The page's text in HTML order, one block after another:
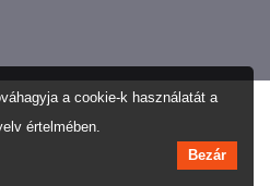
a cookie-k használatát a
értelmében.
Bezár